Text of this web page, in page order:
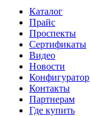
Каталог
Прайс
Проспекты
Сертификаты
Видео
Новости
Конфигуратор
Контакты
Партнерам
Где купить